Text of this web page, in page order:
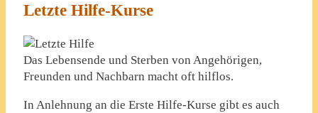
Letzte Hilfe-Kurse
Das Lebensende und Sterben von Angehörigen,
Freunden und Nachbarn macht oft hilflos.
In Anlehnung an die Erste Hilfe-Kurse gibt es auch